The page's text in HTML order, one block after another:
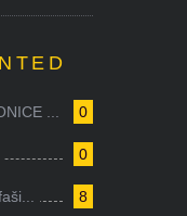
0
...
0
8